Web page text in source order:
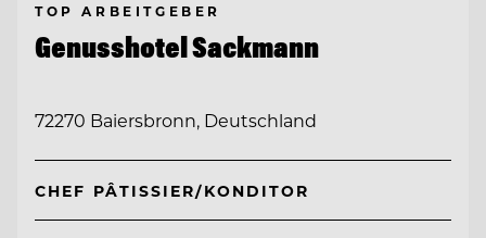
TOP ARBEITGEBER
Genusshotel Sackmann
72270 Baiersbronn, Deutschland
CHEF PÂTISSIER/KONDITOR